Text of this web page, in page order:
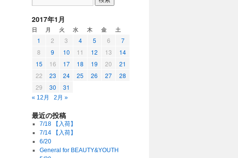
2017年1月
日 月 火 水 木 金 土
1 2 3 4 5 6
7
8
9 10 11 12 13
14
15
16 17 18 19 20
21
22
23 24 25 26 27
28
29
30 31
« 12月 2月 »
最近の投稿
7/18 【入荷】
7/14 【入荷】
6/20
General for BEAUTY&YOUTH